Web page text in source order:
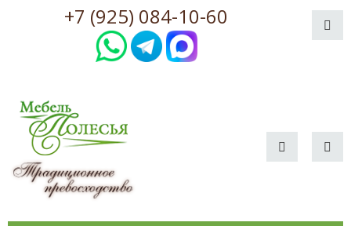
+7 (925) 084-10-60